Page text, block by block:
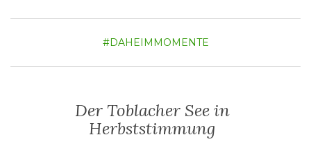
#DAHEIMMOMENTE
Der Toblacher See in
Herbststimmung